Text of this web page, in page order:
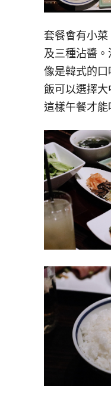
套餐會有小菜
及三種沾醬
像是韓式的口
飯可以選擇大
這樣午餐才能